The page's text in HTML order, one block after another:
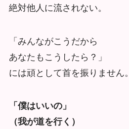
絶対他人に流されない。
「みんながこうだから
あなたもこうしたら？」
には頑として首を振りません。
「僕はいいの」
（我が道を行く）